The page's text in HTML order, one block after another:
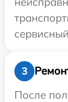
3
После